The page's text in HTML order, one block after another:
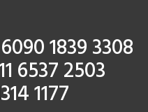
1839 3308
6537 2503
1177